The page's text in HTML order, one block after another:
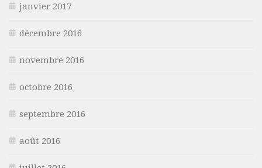
janvier 2017
décembre 2016
novembre 2016
octobre 2016
septembre 2016
août 2016